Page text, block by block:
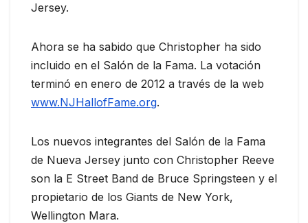
Jersey.
Ahora se ha sabido que Christopher ha sido
incluido en el Salón de la Fama. La votación
terminó en enero de 2012 a través de la web
www.NJHallofFame.org.
Los nuevos integrantes del Salón de la Fama
de Nueva Jersey junto con Christopher Reeve
son la E Street Band de Bruce Springsteen y el
propietario de los Giants de New York,
Wellington Mara.